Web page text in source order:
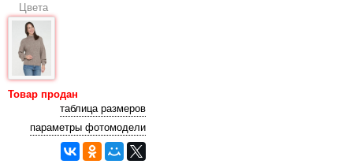
Цвета
Товар продан
таблица размеров
параметры фотомодели